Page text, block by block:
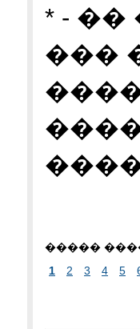
* -
���
�����
1
2 3 4 5